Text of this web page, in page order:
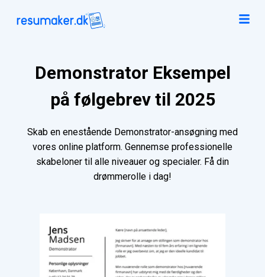
Demonstrator Eksempel
på følgebrev til 2025
Skab en enestående Demonstrator-ansøgning med
vores online platform. Gennemse professionelle
skabeloner til alle niveauer og specialer. Få din
drømmerolle i dag!